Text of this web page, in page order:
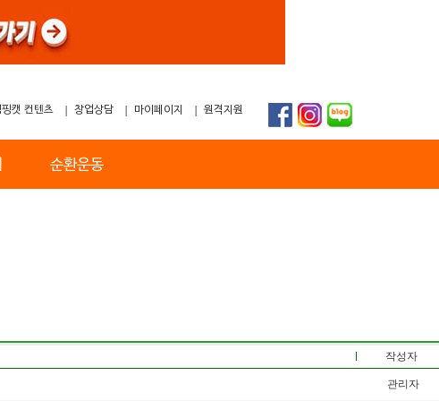
핑캣 컨텐츠 창업상담 마이페이지 원격지원
순환운동
작성자
관리자